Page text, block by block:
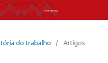
do trabalho / Artigos